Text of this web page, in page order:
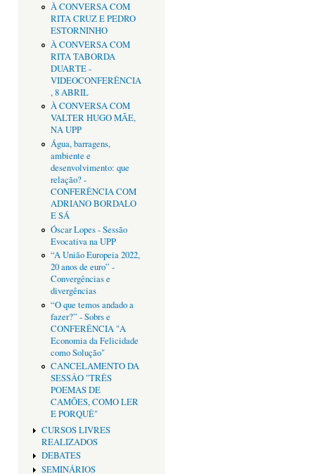
À CONVERSA COM
RITA CRUZ E PEDRO
ESTORNINHO
À CONVERSA COM
RITA TABORDA
DUARTE -
VIDEOCONFERÊNCIA
, 8 ABRIL
À CONVERSA COM
VALTER HUGO MÃE,
NA UPP
Água, barragens,
ambiente e
desenvolvimento: que
relação? -
CONFERÊNCIA COM
ADRIANO BORDALO
E SÁ
Óscar Lopes - Sessão
Evocativa na UPP
“A União Europeia 2022,
20 anos de euro” -
Convergências e
divergências
“O que temos andado a
fazer?” - Sobrs e
CONFERÊNCIA "A
Economia da Felicidade
como Solução"
CANCELAMENTO DA
SESSÂO "TRÊS
POEMAS DE
CAMÕES, COMO LER
E PORQUÊ"
CURSOS LIVRES
REALIZADOS
DEBATES
SEMINÁRIOS